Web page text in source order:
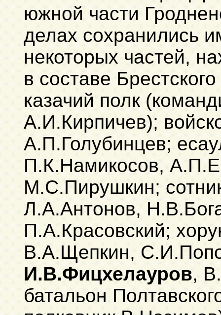
южной части
делах сохранились
некоторых частей,
в составе
казачий полк
А.И.Кирпичев);
А.П.Голубинцев;
П.К.Намикосов,
М.С.Пирушкин;
Л.А.Антонов,
П.А.Красовский;
В.А.Щепкин,
И.В.Фицхелауров,
батальон